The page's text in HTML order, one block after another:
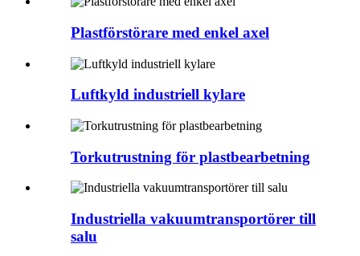
Plastförstörare med enkel axel
Luftkyld industriell kylare
Torkutrustning för plastbearbetning
Industriella vakuumtransportörer till
salu